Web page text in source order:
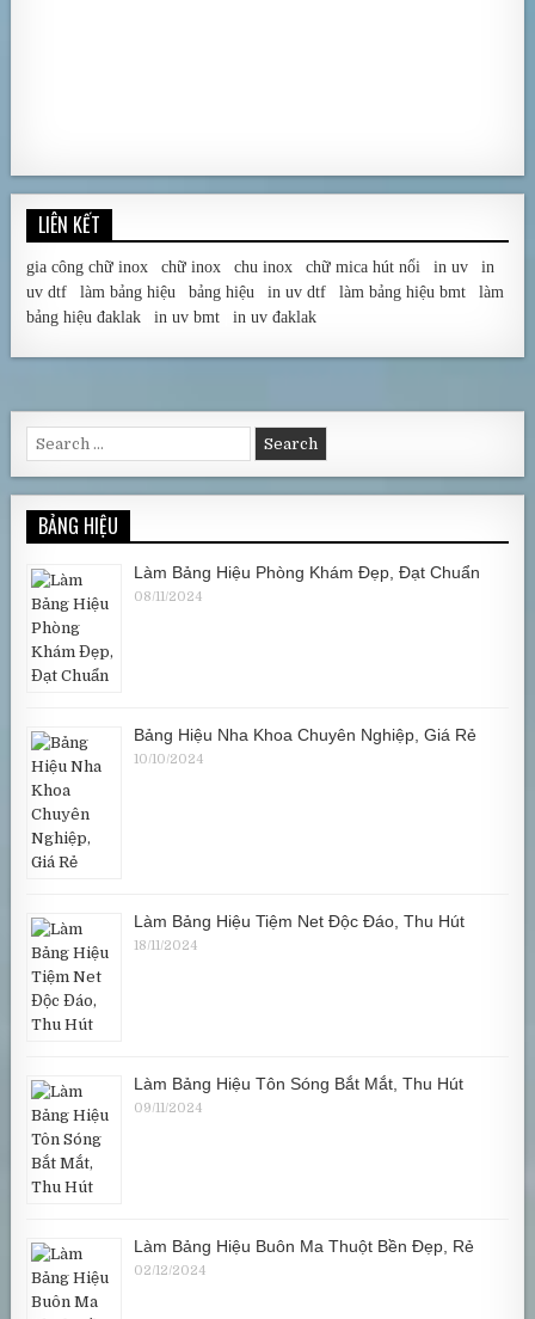
LIÊN KẾT
gia công chữ inox |chữ inox |chu inox |chữ mica hút nổi |in uv |in
uv dtf |làm bảng hiệu |bảng hiệu |in uv dtf |làm bảng hiệu bmt |làm
bảng hiệu đaklak |in uv bmt |in uv đaklak
Search for:
BẢNG HIỆU
Làm Bảng Hiệu Phòng Khám Đẹp, Đạt Chuẩn
08/11/2024
Bảng Hiệu Nha Khoa Chuyên Nghiệp, Giá Rẻ
10/10/2024
Làm Bảng Hiệu Tiệm Net Độc Đáo, Thu Hút
18/11/2024
Làm Bảng Hiệu Tôn Sóng Bắt Mắt, Thu Hút
09/11/2024
Làm Bảng Hiệu Buôn Ma Thuột Bền Đẹp, Rẻ
02/12/2024